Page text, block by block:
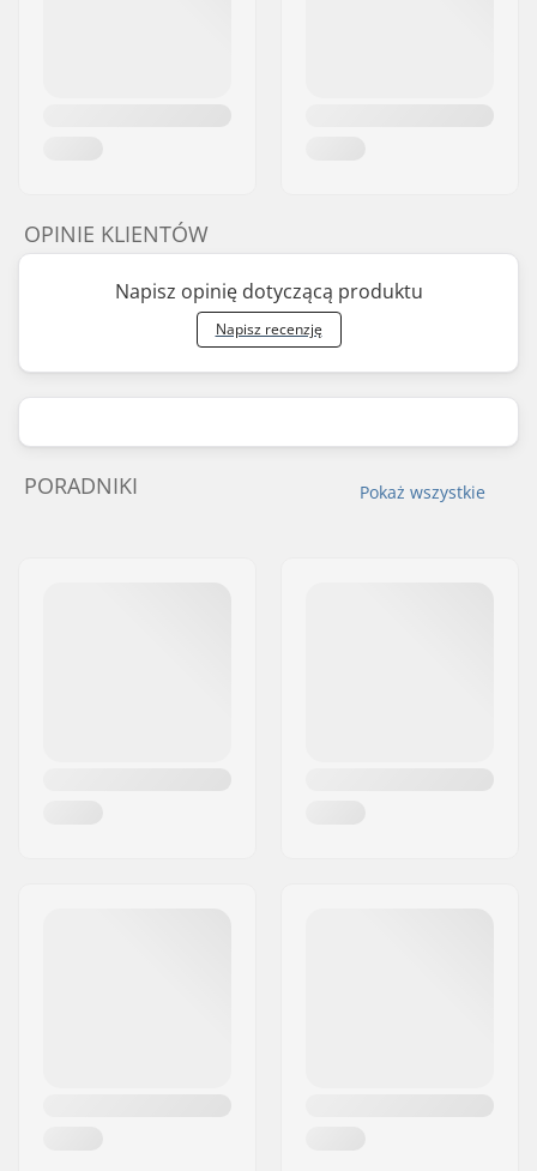
OPINIE KLIENTÓW
Napisz opinię dotyczącą produktu
Napisz recenzję
Pokaż wszystkie
PORADNIKI